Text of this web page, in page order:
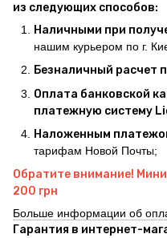
из следующих способов:
Наличными при
нашим курьером по г.
Безналичный расчет
Оплата банковской
платежную систему
Наложенным
тарифам Новой Почты;
Обратите внимание!
200 грн
Больше информации об
Гарантия в интернет-